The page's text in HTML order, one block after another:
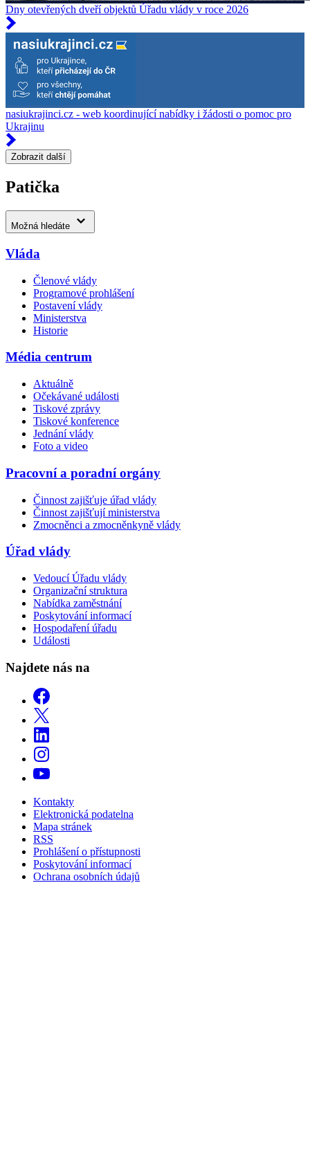
Dny otevřených dveří objektů Úřadu vlády v roce 2026
nasiukrajinci.cz - web koordinující nabídky i žádosti o pomoc pro
Ukrajinu
Zobrazit další
Patička
Možná hledáte
Vláda
Členové vlády
Programové prohlášení
Postavení vlády
Ministerstva
Historie
Média centrum
Aktuálně
Očekávané události
Tiskové zprávy
Tiskové konference
Jednání vlády
Foto a video
Pracovní a poradní orgány
Činnost zajišťuje úřad vlády
Činnost zajišťují ministerstva
Zmocněnci a zmocněnkyně vlády
Úřad vlády
Vedoucí Úřadu vlády
Organizační struktura
Nabídka zaměstnání
Poskytování informací
Hospodaření úřadu
Události
Najdete nás na
Kontakty
Elektronická podatelna
Mapa stránek
RSS
Prohlášení o přístupnosti
Poskytování informací
Ochrana osobních údajů